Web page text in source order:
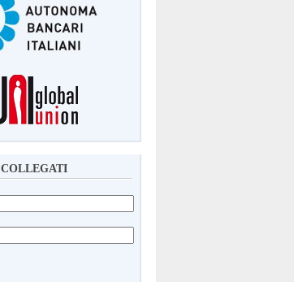
COLLEGATI